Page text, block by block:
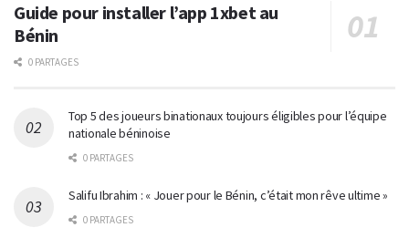
Guide pour installer l’app 1xbet au
Bénin
0 PARTAGES
Top 5 des joueurs binationaux toujours éligibles pour l’équipe
nationale béninoise
0 PARTAGES
Salifu Ibrahim : « Jouer pour le Bénin, c’était mon rêve ultime »
0 PARTAGES